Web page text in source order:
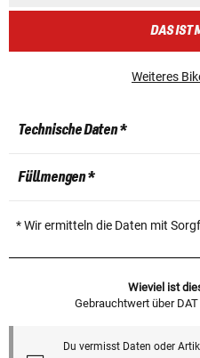
DAS IST
Weiteres
Technische Daten *
Füllmengen *
* Wir ermitteln die Daten mit
Wieviel ist
Gebrauchtwert über
Du vermisst Daten oder